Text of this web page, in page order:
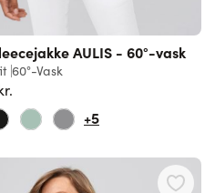
AULIS - 60°-vask
60°-Vask
+5